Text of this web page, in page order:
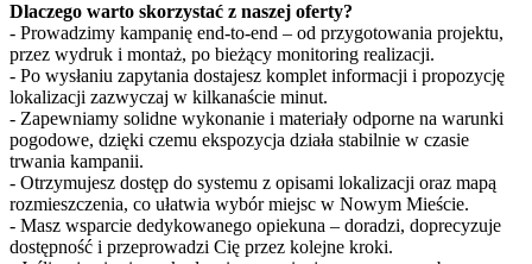
Dlaczego warto skorzystać z naszej oferty?
- Prowadzimy kampanię end-to-end – od przygotowania projektu,
przez wydruk i montaż, po bieżący monitoring realizacji.
- Po wysłaniu zapytania dostajesz komplet informacji i propozycję
lokalizacji zazwyczaj w kilkanaście minut.
- Zapewniamy solidne wykonanie i materiały odporne na warunki
pogodowe, dzięki czemu ekspozycja działa stabilnie w czasie
trwania kampanii.
- Otrzymujesz dostęp do systemu z opisami lokalizacji oraz mapą
rozmieszczenia, co ułatwia wybór miejsc w Nowym Mieście.
- Masz wsparcie dedykowanego opiekuna – doradzi, doprecyzuje
dostępność i przeprowadzi Cię przez kolejne kroki.